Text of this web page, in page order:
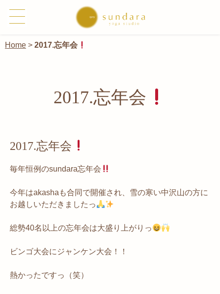
Home > 2017.忘年会
2017.忘年会
2017.忘年会
毎年恒例のsundara忘年会
今年はakashaも合同で開催され、雪の寒い中沢山の方に
お越しいただきましたっ
総勢40名以上の忘年会は大盛り上がりっ
ビンゴ大会にジャンケン大会！！
熱かったですっ（笑）